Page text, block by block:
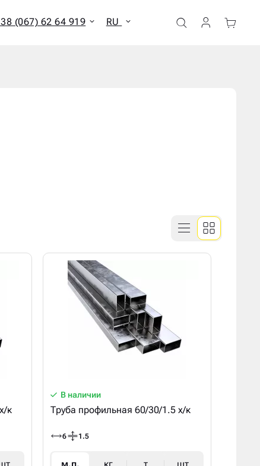
(067) 62 64 919 RU
к
В наличии
Труба профильная 60/30/1.5 х/к
6 1.5